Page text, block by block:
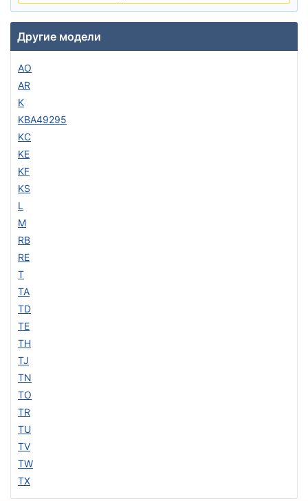
Другие модели
AO
AR
K
KBA49295
KC
KE
KF
KS
L
M
RB
RE
T
TA
TD
TE
TH
TJ
TN
TO
TR
TU
TV
TW
TX